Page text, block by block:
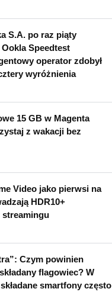
S.A. po raz piąty
Speedtest
operator zdobył
wyróżnienia
15 GB w Magenta
z wakacji bez
Video jako pierwsi na
HDR10+
streamingu
Czym powinien
flagowiec? W
smartfony często